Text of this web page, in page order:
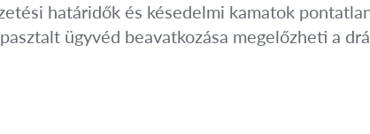
határidők és késedelmi kamatok
ügyvéd beavatkozása megelőzheti a